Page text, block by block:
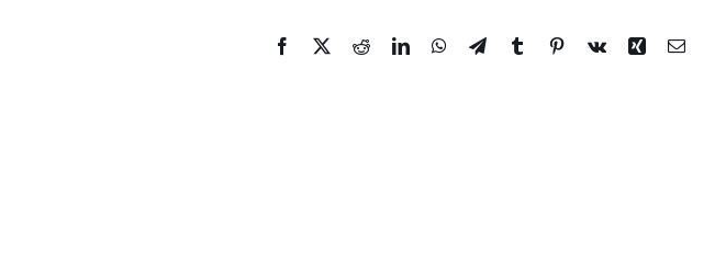
Facebook
TwitterRedditLinkedInWhatsApp
TelegramTumblr Pinterest
Vk Xing Email